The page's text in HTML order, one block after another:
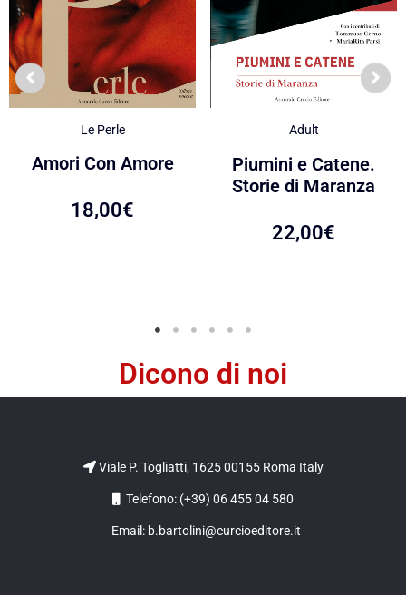
Le Perle
Amori Con Amore
18,00€
Adult
Piumini e Catene.
Storie di Maranza
22,00€
Dicono di noi
Viale P. Togliatti, 1625 00155 Roma Italy
Telefono: (+39) 06 455 04 580
Email: b.bartolini@curcioeditore.it